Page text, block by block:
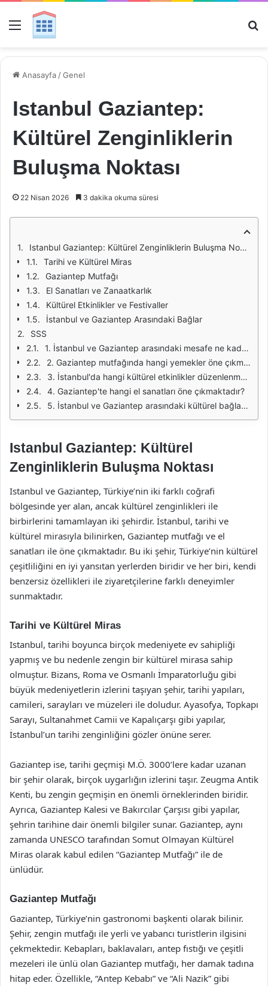
Menü
Anasayfa /Genel
Istanbul Gaziantep:
Kültürel Zenginliklerin
Buluşma Noktası
22 Nisan 2026 3 dakika okuma süresi
Istanbul Gaziantep: Kültürel Zenginliklerin Buluşma Noktası
Tarihi ve Kültürel Miras
Gaziantep Mutfağı
El Sanatları ve Zanaatkarlık
Kültürel Etkinlikler ve Festivaller
İstanbul ve Gaziantep Arasındaki Bağlar
SSS
1. İstanbul ve Gaziantep arasındaki mesafe ne kadardır?
2. Gaziantep mutfağında hangi yemekler öne çıkmaktadır?
3. İstanbul'da hangi kültürel etkinlikler düzenlenmektedir?
4. Gaziantep'te hangi el sanatları öne çıkmaktadır?
5. İstanbul ve Gaziantep arasındaki kültürel bağlar nelerdir?
Istanbul Gaziantep: Kültürel
Zenginliklerin Buluşma Noktası
Istanbul ve Gaziantep, Türkiye’nin iki farklı coğrafi
bölgesinde yer alan, ancak kültürel zenginlikleri ile
birbirlerini tamamlayan iki şehirdir. İstanbul, tarihi ve
kültürel mirasıyla bilinirken, Gaziantep mutfağı ve el
sanatları ile öne çıkmaktadır. Bu iki şehir, Türkiye’nin kültürel
çeşitliliğini en iyi yansıtan yerlerden biridir ve her biri, kendi
benzersiz özellikleri ile ziyaretçilerine farklı deneyimler
sunmaktadır.
Tarihi ve Kültürel Miras
Istanbul, tarihi boyunca birçok medeniyete ev sahipliği
yapmış ve bu nedenle zengin bir kültürel mirasa sahip
olmuştur. Bizans, Roma ve Osmanlı İmparatorluğu gibi
büyük medeniyetlerin izlerini taşıyan şehir, tarihi yapıları,
camileri, sarayları ve müzeleri ile doludur. Ayasofya, Topkapı
Sarayı, Sultanahmet Camii ve Kapalıçarşı gibi yapılar,
İstanbul’un tarihi zenginliğini gözler önüne serer.
Gaziantep ise, tarihi geçmişi M.Ö. 3000’lere kadar uzanan
bir şehir olarak, birçok uygarlığın izlerini taşır. Zeugma Antik
Kenti, bu zengin geçmişin en önemli örneklerinden biridir.
Ayrıca, Gaziantep Kalesi ve Bakırcılar Çarşısı gibi yapılar,
şehrin tarihine dair önemli bilgiler sunar. Gaziantep, aynı
zamanda UNESCO tarafından Somut Olmayan Kültürel
Miras olarak kabul edilen “Gaziantep Mutfağı” ile de
ünlüdür.
Gaziantep Mutfağı
Gaziantep, Türkiye’nin gastronomi başkenti olarak bilinir.
Şehir, zengin mutfağı ile yerli ve yabancı turistlerin ilgisini
çekmektedir. Kebapları, baklavaları, antep fıstığı ve çeşitli
mezeleri ile ünlü olan Gaziantep mutfağı, her damak tadına
hitap eder. Özellikle, “Antep Kebabı” ve “Ali Nazik” gibi